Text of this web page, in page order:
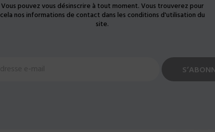
Vous pouvez vous désinscrire à tout moment. Vous trouverez pour
cela nos informations de contact dans les conditions d'utilisation du
site.